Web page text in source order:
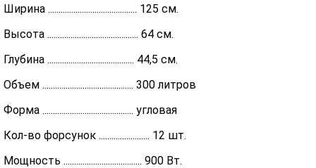
Ширина .......................................... 125 см.
Высота ........................................... 64 см.
Глубина ......................................... 44,5 см.
Объем ........................................... 300 литров
Форма ........................................... угловая
Кол-во форсунок ........................ 12 шт.
Мощность ..................................... 900 Вт.